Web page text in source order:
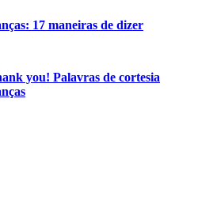
17 maneiras de dizer
you! Palavras de cortesia